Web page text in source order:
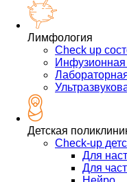
Лимфология
Check up
Детская
Check-up
Для
Для